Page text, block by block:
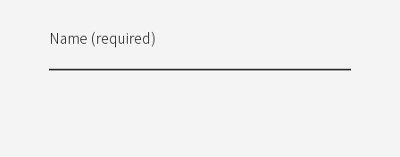
Name (required)